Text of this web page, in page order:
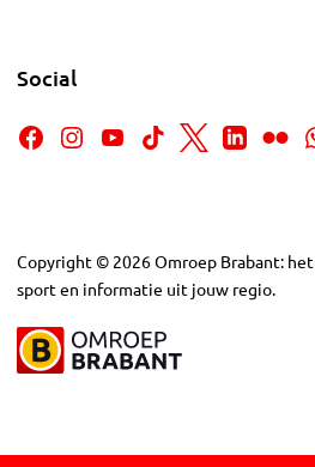
Social
Copyright © 2026Omroep Brabant:
sport en informatie uit jouw regio.